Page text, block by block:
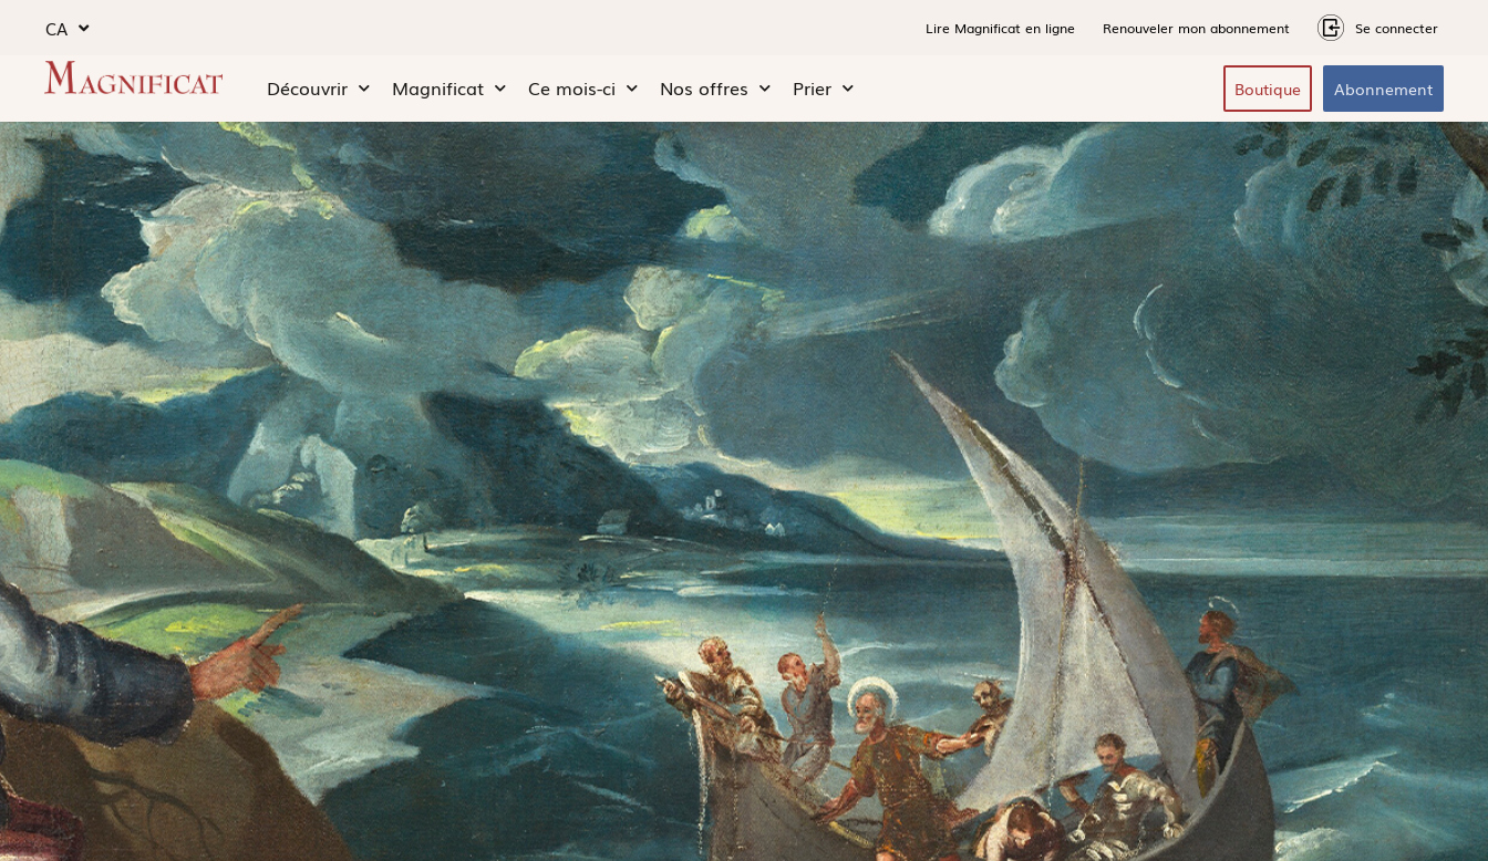
CA Lire Magnificat en ligne Renouveler mon abonnement Se connecter
Découvrir Magnificat Ce mois-ci Nos offres Prier Boutique Abonnement